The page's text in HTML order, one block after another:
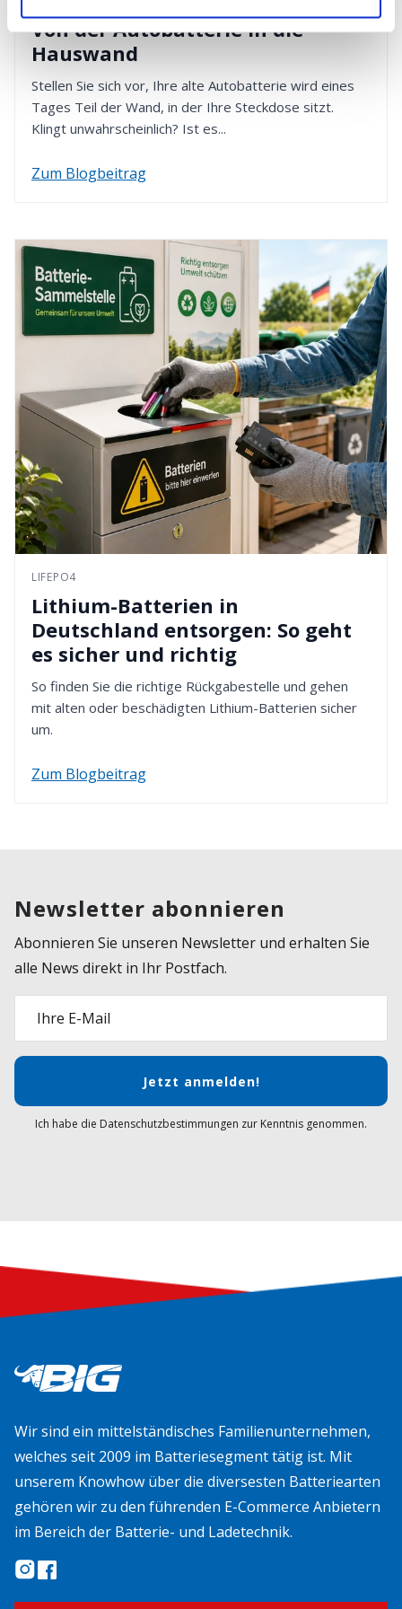
4. Rückzahlung erhalten
Nach Eingang Ihrer Retoure werden wir den
Kaufpreis innerhalb von 14 Tagen erstatten. Dafür
verwenden wir die von Ihnen zuvor gewählte
Zahlungsart.
Von der Autobatterie in die
Hauswand
Stellen Sie sich vor, Ihre alte Autobatterie wird eines
Tages Teil der Wand, in der Ihre Steckdose sitzt.
Klingt unwahrscheinlich? Ist es...
Zum Blogbeitrag
LIFEPO4
Lithium-Batterien in
Deutschland entsorgen: So geht
es sicher und richtig
So finden Sie die richtige Rückgabestelle und gehen
mit alten oder beschädigten Lithium-Batterien sicher
um.
Zum Blogbeitrag
Newsletter abonnieren
Abonnieren Sie unseren Newsletter und erhalten Sie
alle News direkt in Ihr Postfach.
Ihre E-Mail
Jetzt anmelden!
Ich habe die Datenschutzbestimmungen zur Kenntnis genommen.
Wir sind ein mittelständisches Familienunternehmen,
welches seit 2009 im Batteriesegment tätig ist. Mit
unserem Knowhow über die diversesten Batteriearten
gehören wir zu den führenden E-Commerce Anbietern
im Bereich der Batterie- und Ladetechnik.